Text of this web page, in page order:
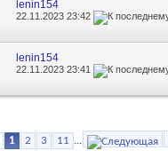
lenin154
22.11.202323:42
lenin154
22.11.202323:41
1 2 3 11